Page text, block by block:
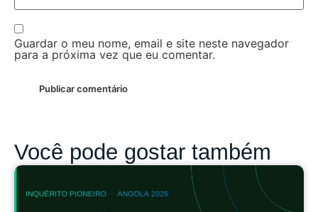
Guardar o meu nome, email e site neste navegador
para a próxima vez que eu comentar.
Você pode gostar também